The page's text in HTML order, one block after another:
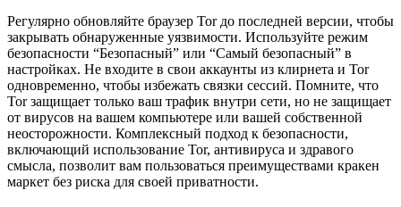
Регулярно обновляйте браузер Tor до последней версии, чтобы
закрывать обнаруженные уязвимости. Используйте режим
безопасности “Безопасный” или “Самый безопасный” в
настройках. Не входите в свои аккаунты из клирнета и Tor
одновременно, чтобы избежать связки сессий. Помните, что
Tor защищает только ваш трафик внутри сети, но не защищает
от вирусов на вашем компьютере или вашей собственной
неосторожности. Комплексный подход к безопасности,
включающий использование Tor, антивируса и здравого
смысла, позволит вам пользоваться преимуществами кракен
маркет без риска для своей приватности.